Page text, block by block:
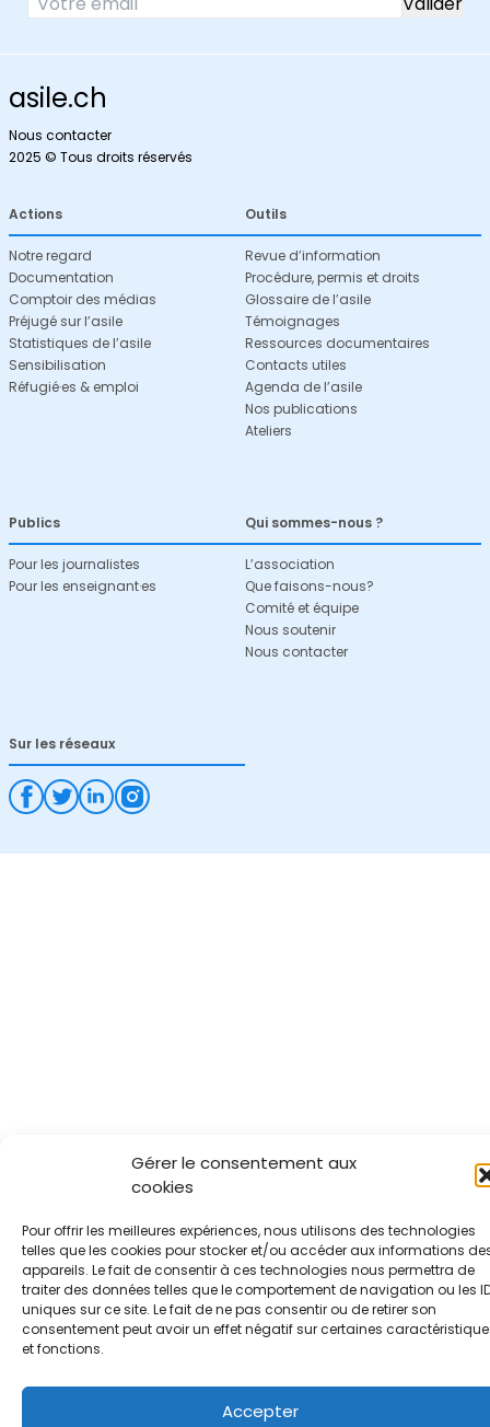
Gérer le consentement aux
cookies
Pour offrir les meilleures expériences, nous utilisons des technologies
telles que les cookies pour stocker et/ou accéder aux informations
appareils. Le fait de consentir à ces technologies nous permettra de
traiter des données telles que le comportement de navigation ou les
uniques sur ce site. Le fait de ne pas consentir ou de retirer son
consentement peut avoir un effet négatif sur certaines
et fonctions.
Accepter
asile.ch
Nous contacter
2025 © Tous droits réservés
Actions
Notre regard
Documentation
Comptoir des médias
Préjugé sur l’asile
Statistiques de l’asile
Sensibilisation
Réfugié·es & emploi
Outils
Revue d’information
Procédure, permis et droits
Glossaire de l’asile
Témoignages
Ressources documentaires
Contacts utiles
Agenda de l’asile
Nos publications
Ateliers
Publics
Pour les journalistes
Pour les enseignant·es
Qui sommes-nous ?
L’association
Que faisons-nous?
Comité et équipe
Nous soutenir
Nous contacter
Sur les réseaux